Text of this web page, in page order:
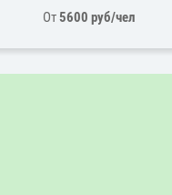
От5600 руб/чел